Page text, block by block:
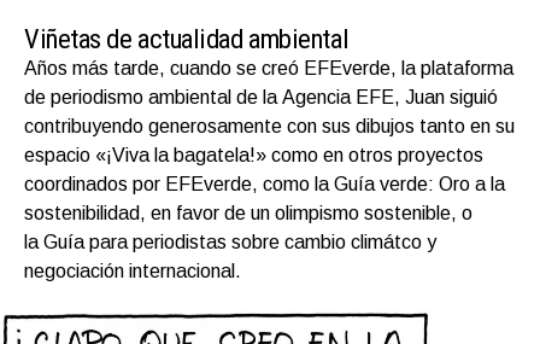
Viñetas de actualidad ambiental
Años más tarde, cuando se creó EFEverde, la plataforma
de periodismo ambiental de la Agencia EFE, Juan siguió
contribuyendo generosamente con sus dibujos tanto en su
espacio «¡Viva la bagatela!» como en otros proyectos
coordinados por EFEverde, como la Guía verde: Oro a la
sostenibilidad, en favor de un olimpismo sostenible, o
la Guía para periodistas sobre cambio climátco y
negociación internacional.